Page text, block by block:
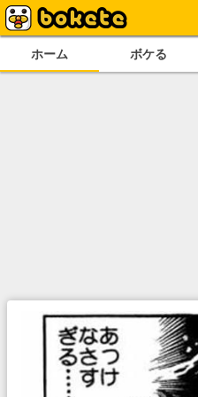
ホーム ボケる